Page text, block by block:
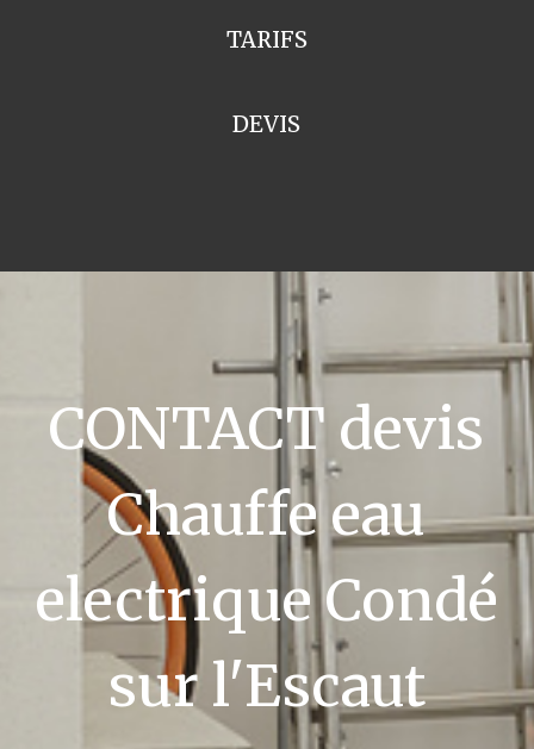
TARIFS
DEVIS
CONTACT devis
Chauffe eau
electrique Condé
sur l'Escaut